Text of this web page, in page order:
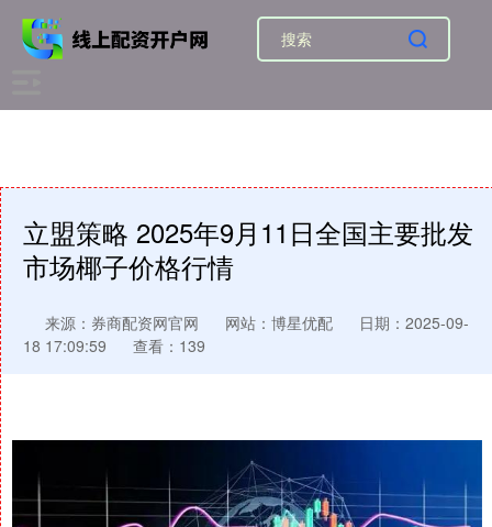
立盟策略 2025年9月11日全国主要批发
市场椰子价格行情
来源：券商配资网官网 网站：博星优配
日期：2025-09-
18 17:09:59
查看：139